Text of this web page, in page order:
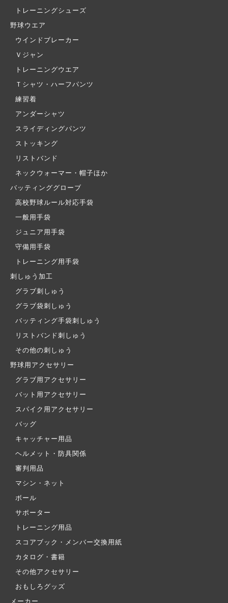
トレーニングシューズ
野球ウエア
ウインドブレーカー
Ｖジャン
トレーニングウエア
Ｔシャツ・ハーフパンツ
練習着
アンダーシャツ
スライディングパンツ
ストッキング
リストバンド
ネックウォーマー・帽子ほか
バッティンググローブ
高校野球ルール対応手袋
一般用手袋
ジュニア用手袋
守備用手袋
トレーニング用手袋
刺しゅう加工
グラブ刺しゅう
グラブ袋刺しゅう
バッティング手袋刺しゅう
リストバンド刺しゅう
その他の刺しゅう
野球用アクセサリー
グラブ用アクセサリー
バット用アクセサリー
スパイク用アクセサリー
バッグ
キャッチャー用品
ヘルメット・防具関係
審判用品
マシン・ネット
ボール
サポーター
トレーニング用品
スコアブック・メンバー交換用紙
カタログ・書籍
その他アクセサリー
おもしろグッズ
メーカー